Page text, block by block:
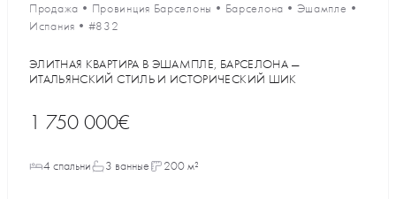
Продажа • Провинция Барселоны • Барселона • Эшампле •
Испания • #832
ЭЛИТНАЯ КВАРТИРА В ЭШАМПЛЕ, БАРСЕЛОНА —
ИТАЛЬЯНСКИЙ СТИЛЬ И ИСТОРИЧЕСКИЙ ШИК
1 750 000€
4 спальни 3 ванные 200 м²